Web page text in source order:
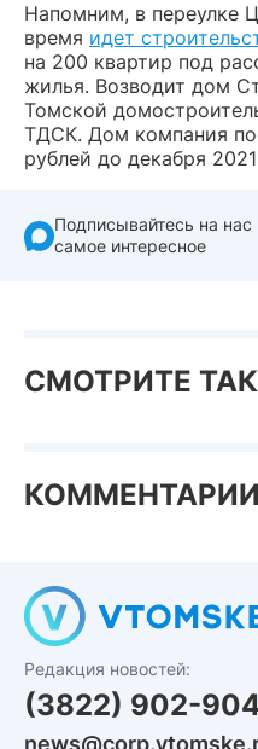
Напомним, в переулке
время идет
на 200 квартир под
жилья. Возводит дом
Томской
ТДСК. Дом компания
рублей до декабря
Подписывайтесь на нас
самое интересное
СМОТРИТЕ
КОММЕНТАРИИ
Редакция новостей:
(3822) 902-